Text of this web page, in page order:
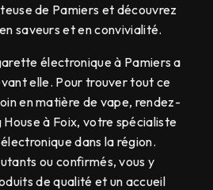
de Pamiers et découvrez
saveurs et en convivialité.
électronique à Pamiers a
elle. Pour trouver tout ce
en matière de vape, rendez-
House à Foix, votre spécialiste
dans la région.
ou confirmés, vous y
de qualité et un accueil